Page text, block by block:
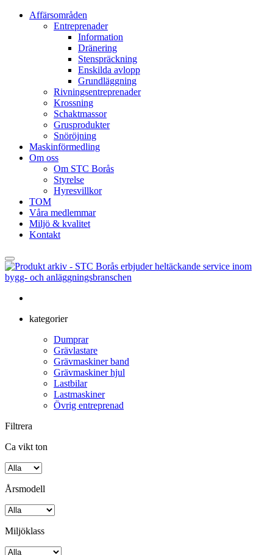
Affärsområden
Entreprenader
Information
Dränering
Stenspräckning
Enskilda avlopp
Grundläggning
Rivningsentreprenader
Krossning
Schaktmassor
Grusprodukter
Snöröjning
Maskinförmedling
Om oss
Om STC Borås
Styrelse
Hyresvillkor
TOM
Våra medlemmar
Miljö & kvalitet
Kontakt
kategorier
Dumprar
Grävlastare
Grävmaskiner band
Grävmaskiner hjul
Lastbilar
Lastmaskiner
Övrig entreprenad
Filtrera
Ca vikt ton
Årsmodell
Miljöklass